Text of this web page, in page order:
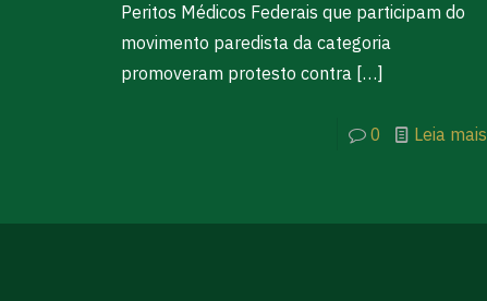
Peritos Médicos Federais que participam do
movimento paredista da categoria
promoveram protesto contra[…]
0 Leia mais